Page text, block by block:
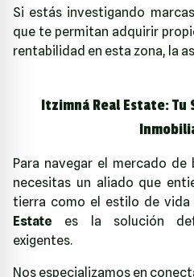
Si estás investigando
que te permitan adquirir
rentabilidad en esta zona, la
Itzimná Real Estate: Tu
Para navegar el mercado de
necesitas un aliado que
tierra como el estilo de vida
Estate es la solución
exigentes.
Nos especializamos en